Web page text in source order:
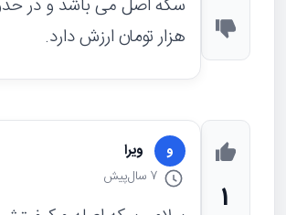
هزار تومان ارزش دارد.
1
و ویرا
7 سال پیش